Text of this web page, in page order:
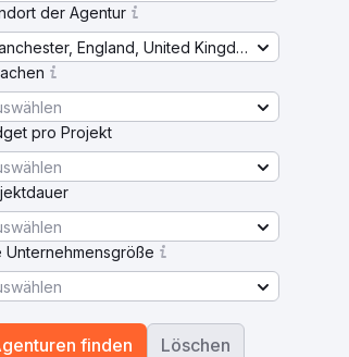
der Agentur
England, United Kingdom
pro Projekt
Unternehmensgröße
finden Löschen